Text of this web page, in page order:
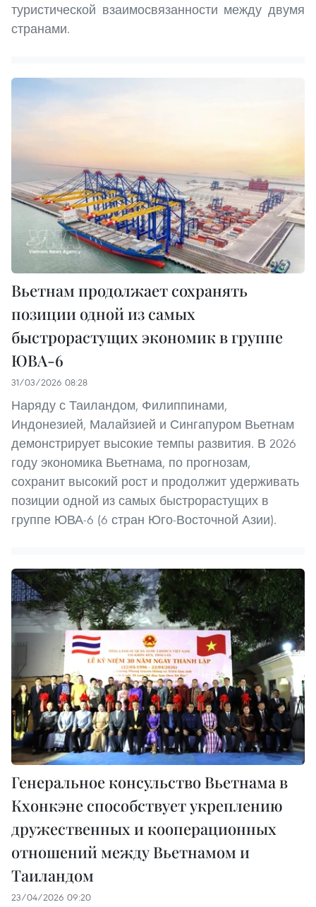
туристической взаимосвязанности между двумя
странами.
Вьетнам продолжает сохранять
позиции одной из самых
быстрорастущих экономик в группе
ЮВА-6
31/03/2026 08:28
Наряду с Таиландом, Филиппинами,
Индонезией, Малайзией и Сингапуром Вьетнам
демонстрирует высокие темпы развития. В 2026
году экономика Вьетнама, по прогнозам,
сохранит высокий рост и продолжит удерживать
позиции одной из самых быстрорастущих в
группе ЮВА-6 (6 стран Юго-Восточной Азии).
Генеральное консульство Вьетнама в
Кхонкэне способствует укреплению
дружественных и кооперационных
отношений между Вьетнамом и
Таиландом
23/04/2026 09:20